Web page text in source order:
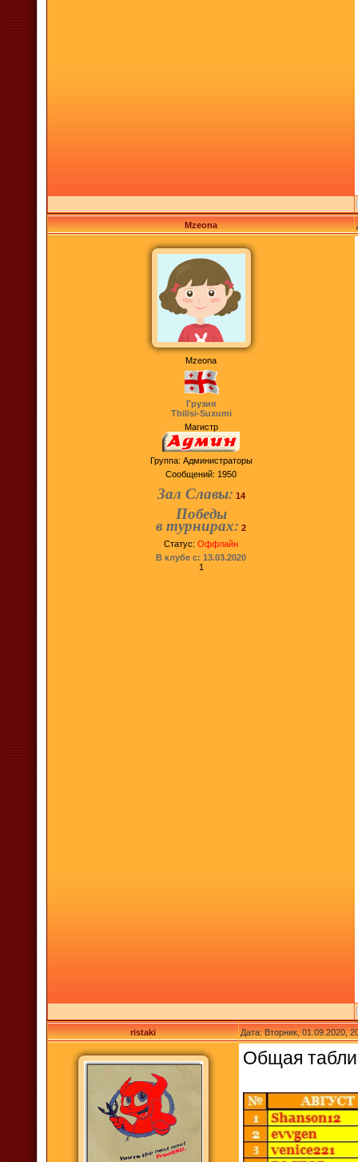
Mzeona
Mzeona
Грузия
Tbilisi-Suxumi
Магистр
Группа: Администраторы
Сообщений: 1950
Зал Славы: 14
Победы
в турнирах: 2
Статус: Оффлайн
В клубе с: 13.03.2020
1
ristaki Дата: Вторник, 01.09.2020,
Общая